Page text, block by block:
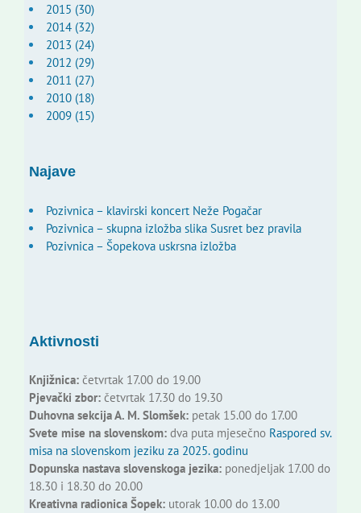
2015 (30)
2014 (32)
2013 (24)
2012 (29)
2011 (27)
2010 (18)
2009 (15)
Najave
Pozivnica – klavirski koncert Neže Pogačar
Pozivnica – skupna izložba slika Susret bez pravila
Pozivnica – Šopekova uskrsna izložba
Aktivnosti
Knjižnica:četvrtak 17.00 do 19.00
Pjevački zbor:četvrtak 17.30 do 19.30
Duhovna sekcija A. M. Slomšek:petak 15.00 do 17.00
Svete mise na slovenskom:dva puta mjesečno Raspored sv.
misa na slovenskom jeziku za 2025. godinu
Dopunska nastava slovenskoga jezika:ponedjeljak 17.00 do
18.30 i 18.30 do 20.00
Kreativna radionica Šopek:utorak 10.00 do 13.00